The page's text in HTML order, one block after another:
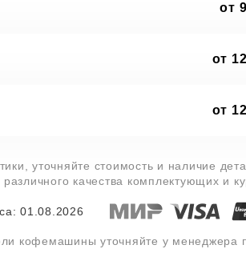
от
от
от
уточняйте стоимость и наличие
качества комплектующих и
01.08.2026
кофемашины уточняйте у менеджера